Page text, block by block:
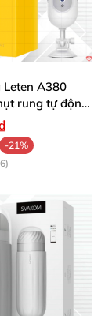
A380
rung tự động,
-21%